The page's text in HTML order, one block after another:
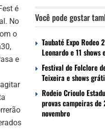
Você pode gostar
Taubaté Expo Rodeo
Leonardo e 11 shows
Festival de Folclore
Teixeira e shows
Rodeio Crioulo
provas campeiras de
novembro
é
No
o
e